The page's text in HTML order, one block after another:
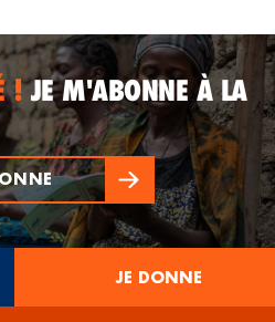
!JE M'ABONNE À LA
JE DONNE